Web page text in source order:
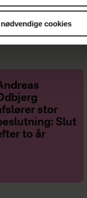
cookies
med
stor
Slut
to år